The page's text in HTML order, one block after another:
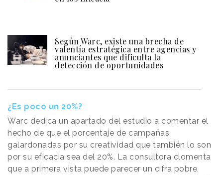
Según Warc, existe una brecha de
valentía estratégica entre agencias y
anunciantes que dificulta la
detección de oportunidades
¿Es poco un 20%?
Warc dedica un apartado del estudio a comentar el
hecho de que el porcentaje de campañas
galardonadas por su creatividad que también lo son
por su eficacia sea del 20%. La consultora clomenta
que a primera vista puede parecer un cifra pobre,